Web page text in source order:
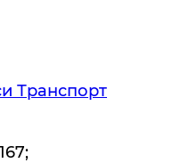
Транспорт
;